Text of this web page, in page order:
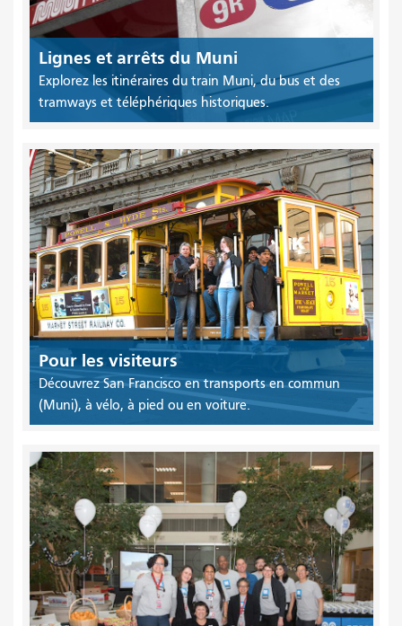
Lignes et arrêts du Muni
Explorez les itinéraires du train Muni, du bus et des
tramways et téléphériques historiques.
Pour les visiteurs
Découvrez San Francisco en transports en commun
(Muni), à vélo, à pied ou en voiture.